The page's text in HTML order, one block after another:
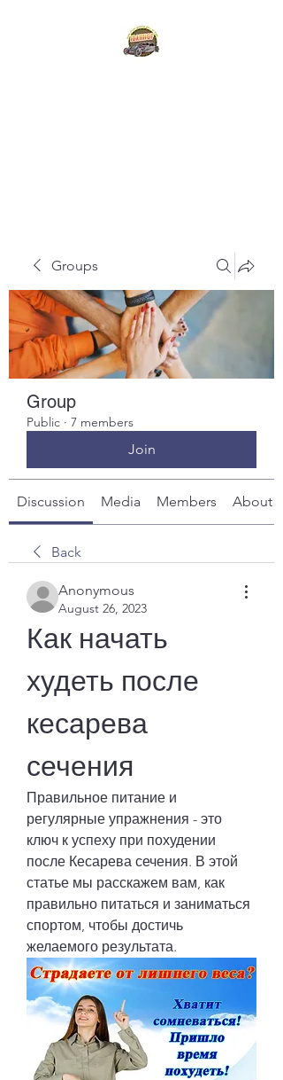
Groups
Group
Public · 7 members
Join
Discussion Media Members About
Back
Anonymous
August 26, 2023
Как начать
худеть после
кесарева
сечения
Правильное питание и
регулярные упражнения - это
ключ к успеху при похудении
после Кесарева сечения. В этой
статье мы расскажем вам, как
правильно питаться и заниматься
спортом, чтобы достичь
желаемого результата.